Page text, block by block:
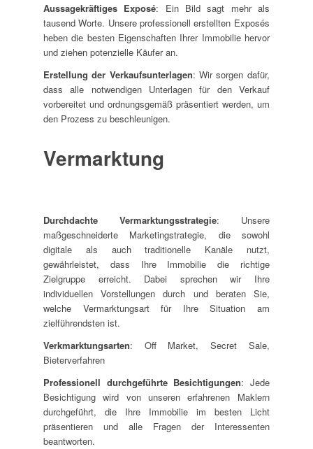
Aussagekräftiges Exposé: Ein Bild sagt mehr als
tausend Worte. Unsere professionell erstellten Exposés
heben die besten Eigenschaften Ihrer Immobilie hervor
und ziehen potenzielle Käufer an.
Erstellung der Verkaufsunterlagen: Wir sorgen dafür,
dass alle notwendigen Unterlagen für den Verkauf
vorbereitet und ordnungsgemäß präsentiert werden, um
den Prozess zu beschleunigen.
Vermarktung
Durchdachte Vermarktungsstrategie: Unsere
maßgeschneiderte Marketingstrategie, die sowohl
digitale als auch traditionelle Kanäle nutzt,
gewährleistet, dass Ihre Immobilie die richtige
Zielgruppe erreicht. Dabei sprechen wir Ihre
individuellen Vorstellungen durch und beraten Sie,
welche Vermarktungsart für Ihre Situation am
zielführendsten ist.
Verkmarktungsarten: Off Market, Secret Sale,
Bieterverfahren
Professionell durchgeführte Besichtigungen: Jede
Besichtigung wird von unseren erfahrenen Maklern
durchgeführt, die Ihre Immobilie im besten Licht
präsentieren und alle Fragen der Interessenten
beantworten.